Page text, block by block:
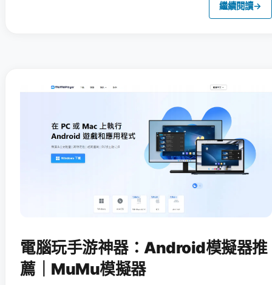
繼續閱讀→
電腦玩手游神器：Android模擬器推
薦｜MuMu模擬器